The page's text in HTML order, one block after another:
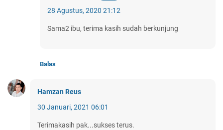
28 Agustus, 2020 21:12
Sama2 ibu, terima kasih sudah berkunjung
Balas
Hamzan Reus
30 Januari, 2021 06:01
Terimakasih pak...sukses terus.